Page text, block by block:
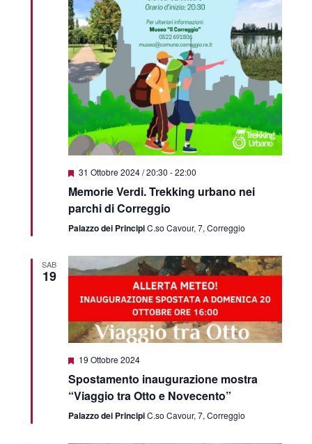
Featured
31 Ottobre 2024 / 20:30 -22:00
Memorie Verdi. Trekking urbano nei
parchi di Correggio
Palazzo dei PrincipiC.so Cavour, 7, Correggio
SAB
19
Featured
19 Ottobre 2024
Spostamento inaugurazione mostra
“Viaggio tra Otto e Novecento”
Palazzo dei PrincipiC.so Cavour, 7, Correggio